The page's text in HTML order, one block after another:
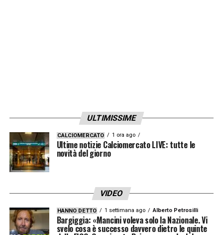
ULTIMISSIME
CALCIOMERCATO 1 ora ago
Ultime notizie Calciomercato LIVE: tutte le
novità del giorno
VIDEO
HANNO DETTO 1 settimana ago Alberto Petrosilli
Bargiggia: «Mancini voleva solo la Nazionale. Vi
svelo cosa è successo davvero dietro le quinte